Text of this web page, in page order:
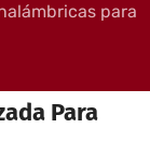
para
Para